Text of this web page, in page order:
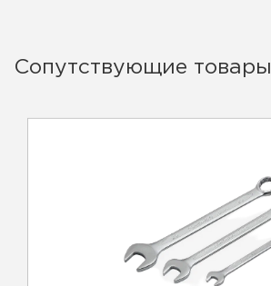
Сопутствующие товары